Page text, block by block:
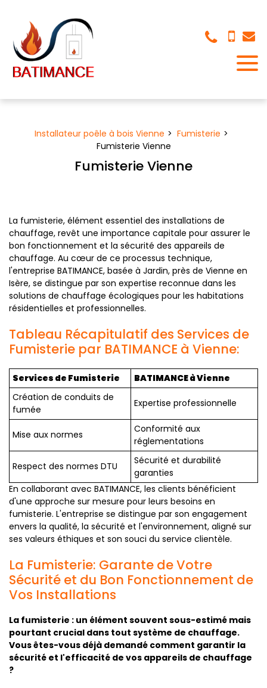
Installateur poêle à bois Vienne
Fumisterie
Fumisterie Vienne
Fumisterie Vienne
La fumisterie, élément essentiel des installations de
chauffage, revêt une importance capitale pour assurer le
bon fonctionnement et la sécurité des appareils de
chauffage. Au cœur de ce processus technique,
l'entreprise BATIMANCE, basée à Jardin, près de Vienne en
Isère, se distingue par son expertise reconnue dans les
solutions de chauffage écologiques pour les habitations
résidentielles et professionnelles.
Tableau Récapitulatif des Services de
Fumisterie par BATIMANCE à Vienne:
Services de Fumisterie
BATIMANCE à Vienne
Création de conduits de
fumée
Expertise professionnelle
Mise aux normes
Conformité aux
réglementations
Respect des normes DTU
Sécurité et durabilité
garanties
En collaborant avec BATIMANCE, les clients bénéficient
d'une approche sur mesure pour leurs besoins en
fumisterie. L'entreprise se distingue par son engagement
envers la qualité, la sécurité et l'environnement, aligné sur
ses valeurs éthiques et son souci du service clientèle.
La Fumisterie: Garante de Votre
Sécurité et du Bon Fonctionnement de
Vos Installations
La fumisterie : un élément souvent sous-estimé mais
pourtant crucial dans tout système de chauffage.
Vous êtes-vous déjà demandé comment garantir la
sécurité et l'efficacité de vos appareils de chauffage
?